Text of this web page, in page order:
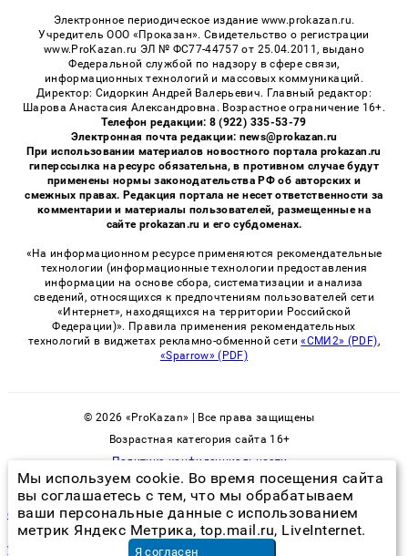
Электронное периодическое издание www.prokazan.ru.
Учредитель ООО «Проказан». Cвидетельство о регистрации
www.ProKazan.ru ЭЛ № ФС77-44757 от 25.04.2011, выдано
Федеральной службой по надзору в сфере связи,
информационных технологий и массовых коммуникаций.
Директор: Сидоркин Андрей Валерьевич. Главный редактор:
Шарова Анастасия Александровна. Возрастное ограничение 16+.
Телефон редакции: 8 (922) 335-53-79
Электронная почта редакции: news@prokazan.ru
При использовании материалов новостного портала prokazan.ru
гиперссылка на ресурс обязательна, в противном случае будут
применены нормы законодательства РФ об авторских и
смежных правах. Редакция портала не несет ответственности за
комментарии и материалы пользователей, размещенные на
сайте prokazan.ru и его субдоменах.
«На информационном ресурсе применяются рекомендательные
технологии (информационные технологии предоставления
информации на основе сбора, систематизации и анализа
сведений, относящихся к предпочтениям пользователей сети
«Интернет», находящихся на территории Российской
Федерации)». Правила применения рекомендательных
технологий в виджетах рекламно-обменной сети«СМИ2» (PDF),
«Sparrow» (PDF)
© 2026 «ProKazan» | Все права защищены
Возрастная категория сайта 16+
Политика конфиденциальности
обработка от тараканов горячим паром
уменьшить обручальное кольцо цена
Мы используем cookie. Во время посещения сайта
вы соглашаетесь с тем, что мы обрабатываем
ваши персональные данные с использованием
метрик Яндекс Метрика, top.mail.ru, LiveInternet.
Я согласен